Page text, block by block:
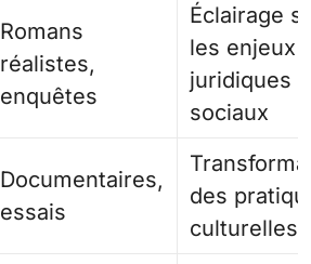
Romans
réalistes,
enquêtes
Éclairage
les enjeux
juridiques
sociaux
Documentaires,
essais
des
culturelles